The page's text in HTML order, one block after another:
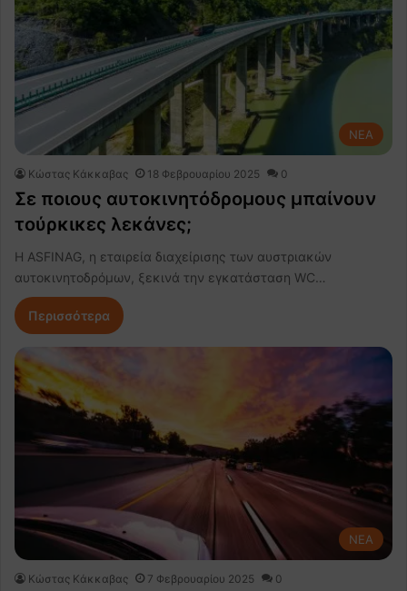
NEA
Κώστας Κάκκαβας 18 Φεβρουαρίου 2025 0
Σε ποιους αυτοκινητόδρομους μπαίνουν
τούρκικες λεκάνες;
Η ASFINAG, η εταιρεία διαχείρισης των αυστριακών
αυτοκινητοδρόμων, ξεκινά την εγκατάσταση WC…
Περισσότερα
NEA
Κώστας Κάκκαβας 7 Φεβρουαρίου 2025 0